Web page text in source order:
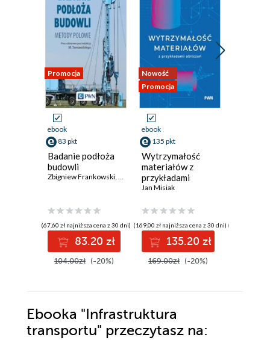
Promocja
ebook
83 pkt
Badanie podłoża
budowli
Zbigniew Frankowski Tomasz Godlewski,Kazimierz Gwizdała
(67,60 zł najniższa cena z 30 dni)
83.20 zł
104.00zł (-20%)
Nowość
Promocja
ebook
135 pkt
Wytrzymałość
materiałów z
przykładami
obliczeń
Jan Misiak
(169,00 zł najniższa cena z 30 dni)
135.20 zł
169.00zł (-20%)
(119,00 zł
Ebooka "Infrastruktura
transportu" przeczytasz na: